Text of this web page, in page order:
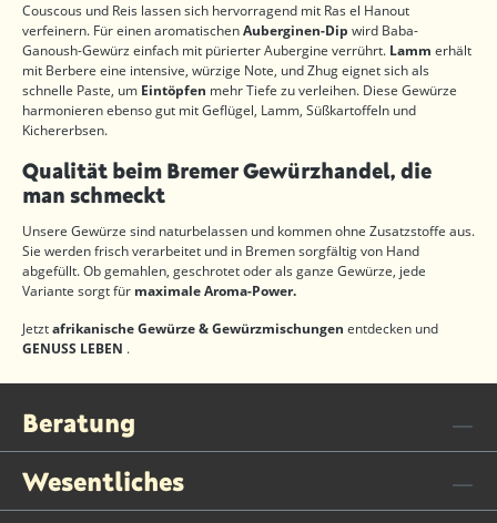
Couscous und Reis lassen sich hervorragend mit Ras el Hanout
verfeinern. Für einen aromatischenAuberginen-Dip wird Baba-
Ganoush-Gewürz einfach mit pürierter Aubergine verrührt. Lamm erhält
mit Berbere eine intensive, würzige Note, und Zhug eignet sich als
schnelle Paste, um Eintöpfen mehr Tiefe zu verleihen. Diese Gewürze
harmonieren ebenso gut mit Geflügel, Lamm, Süßkartoffeln und
Kichererbsen.
Qualität beim Bremer Gewürzhandel, die
man schmeckt
Unsere Gewürze sind naturbelassen und kommen ohne Zusatzstoffe aus.
Sie werden frisch verarbeitet und in Bremen sorgfältig von Hand
abgefüllt. Ob gemahlen, geschrotet oder als ganze Gewürze, jede
Variante sorgt für maximale Aroma-Power.
Jetztafrikanische Gewürze & Gewürzmischungen entdecken und
GENUSS LEBEN .
Beratung
Wesentliches